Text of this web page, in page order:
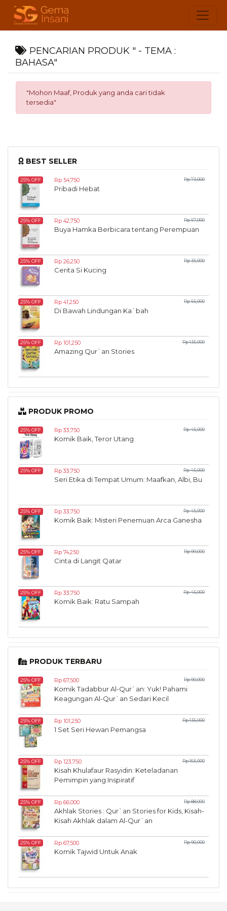
BEST SELLER
25% OFF Rp 54,750 Rp 73,000
Pribadi Hebat
25% OFF Rp 42,750 Rp 57,000
Buya Hamka Berbicara tentang Perempuan
25% OFF Rp 26,250 Rp 35,000
Cerita Si Kucing
25% OFF Rp 41,250 Rp 55,000
Di Bawah Lindungan Ka`bah
25% OFF Rp 101,250 Rp 135,000
Amazing Qur`an Stories
PRODUK PROMO
25% OFF Rp 33,750 Rp 45,000
Komik Baik, Teror Utang
25% OFF Rp 33,750 Rp 45,000
Seri Etika di Tempat Umum: Maafkan, Albi, Bu
25% OFF Rp 33,750 Rp 45,000
Komik Baik: Misteri Penemuan Arca Ganesha
25% OFF Rp 74,250 Rp 99,000
Cinta di Langit Qatar
25% OFF Rp 33,750 Rp 45,000
Komik Baik: Ratu Sampah
PRODUK TERBARU
25% OFF Rp 67,500 Rp 90,000
Komik Tadabbur Al-Qur`an: Yuk! Pahami
Keagungan Al-Qur`an Sedari Kecil
25% OFF Rp 101,250 Rp 135,000
1 Set Seri Hewan Pemangsa
25% OFF Rp 123,750 Rp 165,000
Kisah Khulafaur Rasyidin: Keteladanan
Pemimpin yang Inspiratif
25% OFF Rp 66,000 Rp 88,000
Akhlak Stories : Qur`an Stories for Kids, Kisah-
Kisah Akhlak dalam Al-Qur`an
25% OFF Rp 67,500 Rp 90,000
Komik Tajwid Untuk Anak
PENCARIAN PRODUK " - TEMA :
BAHASA"
"Mohon Maaf, Produk yang anda cari tidak
tersedia"